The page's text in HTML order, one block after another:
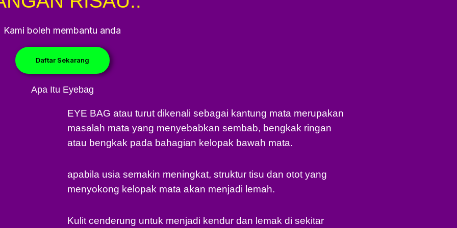
Kami boleh membantu anda
Daftar Sekarang
Apa Itu Eyebag
EYE BAG atau turut dikenali sebagai kantung mata merupakan
masalah mata yang menyebabkan sembab, bengkak ringan
atau bengkak pada bahagian kelopak bawah mata.
apabila usia semakin meningkat, struktur tisu dan otot yang
menyokong kelopak mata akan menjadi lemah.
Kulit cenderung untuk menjadi kendur dan lemak di sekitar